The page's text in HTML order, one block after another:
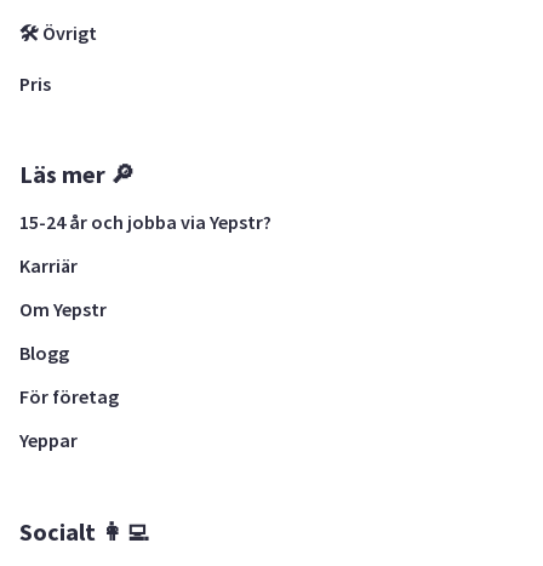
🛠 Övrigt
Pris
Läs mer 🔎
15-24 år och jobba via Yepstr?
Karriär
Om Yepstr
Blogg
För företag
Yeppar
Socialt 👩‍💻